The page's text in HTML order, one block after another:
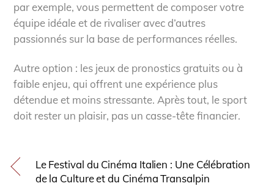
par exemple, vous permettent de composer votre
équipe idéale et de rivaliser avec d’autres
passionnés sur la base de performances réelles.
Autre option : les jeux de pronostics gratuits ou à
faible enjeu, qui offrent une expérience plus
détendue et moins stressante. Après tout, le sport
doit rester un plaisir, pas un casse-tête financier.
Le Festival du Cinéma Italien : Une Célébration
de la Culture et du Cinéma Transalpin